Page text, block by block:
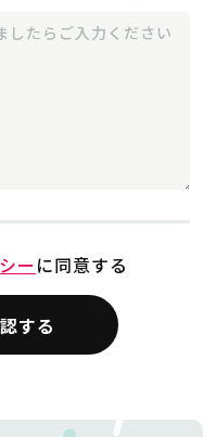
ー に同意する
する